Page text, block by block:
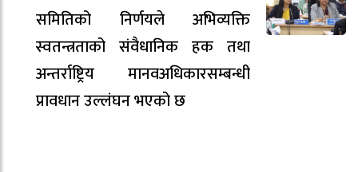
समितिको निर्णयले अभिव्यक्ति
स्वतन्त्रताको संवैधानिक हक तथा
अन्तर्राष्ट्रिय मानवअधिकारसम्बन्धी
प्रावधान उल्लंघन भएको छ